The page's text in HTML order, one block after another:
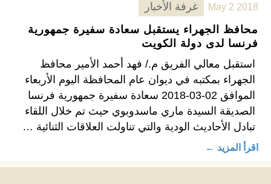
May 2 2018
غرفة الأخبار
محافظ الجهراء يستقبل سعادة سفيرة جمهورية
فرنسا لدى دولة الكويت
استقبل معالي الفريق م./ فهد أحمد الأمير محافظ
الجهراء بمكتبه في ديوان عام المحافظة اليوم الأربعاء
الموافق 02-03-2018 سعادة سفيرة جمهورية فرنسا
الصديقة السيدة ماري ماسدوبوي حيث تم خلال اللقاء
تبادل الأحاديث الودية والتي تناولت العلاقات الثنائية …
اقرأ المزيد ←